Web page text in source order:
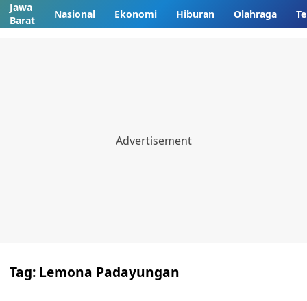
Jawa
Barat
Nasional Ekonomi Hiburan Olahraga
Tag: Lemona Padayungan